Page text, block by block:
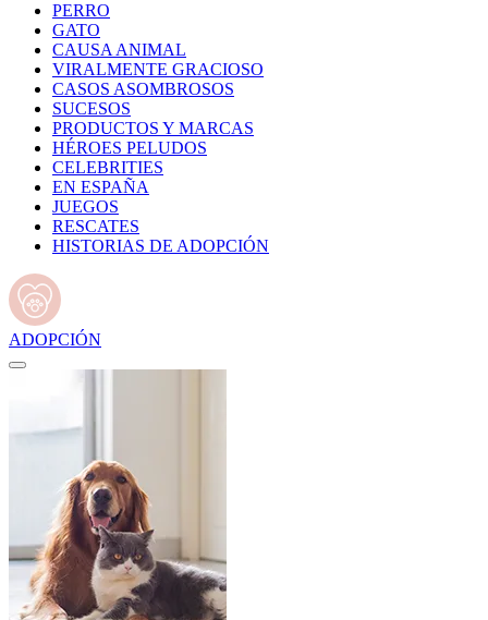
PERRO
GATO
CAUSA ANIMAL
VIRALMENTE GRACIOSO
CASOS ASOMBROSOS
SUCESOS
PRODUCTOS Y MARCAS
HÉROES PELUDOS
CELEBRITIES
EN ESPAÑA
JUEGOS
RESCATES
HISTORIAS DE ADOPCIÓN
ADOPCIÓN